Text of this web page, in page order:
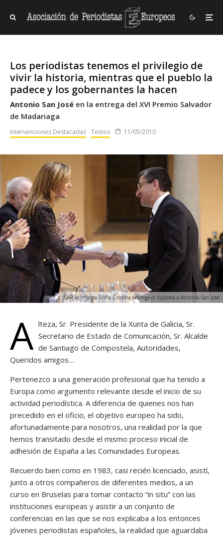
Los periodistas tenemos el privilegio de
vivir la historia, mientras que el pueblo la
padece y los gobernantes la hacen
Antonio San José en la entrega del XVI Premio Salvador
de Madariaga
Intervenciones Destacadas Textos 11/05/2010
SAR la Infanta Doña Cristina entrega el diploma a Antonio San José
A lteza, Sr. Presidente de la Xunta de Galicia, Sr.
Secretario de Estado de Comunicación, Sr. Alcalde
de Santiago de Compostela, Autoridades,
Queridos amigos…
Pertenezco a una generación profesional que ha tenido a
Europa como argumento relevante desde el inicio de su
actividad periodística. A diferencia de quienes nos han
precedido en el oficio, el objetivo europeo ha sido,
afortunadamente para nosotros, una realidad por la que
hemos transitado desde el mismo proceso inicial de
adhesión de España a las Comunidades Europeas.
Recuerdo bien como en 1983, casi recién licenciado, asistí,
junto a otros compañeros de diferentes medios, a un
curso en Bruselas para tomar contacto “in situ” con las
instituciones europeas y asistir a un conjunto de
conferencias en las que se nos explicaba a los entonces
jóvenes periodistas españoles, la realidad que aguardaba